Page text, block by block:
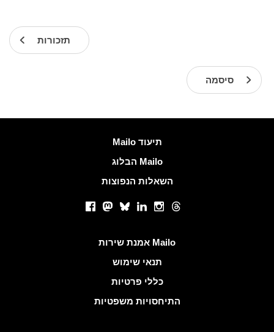
תזכורות
סיסמה
Mailo תיעוד
הבלוג Mailo
השאלות הנפוצות
Facebook
Mastodon
BlueskyLinkedInInstagram
Threads
אמנת שירות Mailo
תנאי שימוש
כללי פרטיות
התיחסויות משפטיות